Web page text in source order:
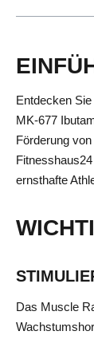
Entdecken
MK-677
Förderung
ernsthafte
Das Muscle